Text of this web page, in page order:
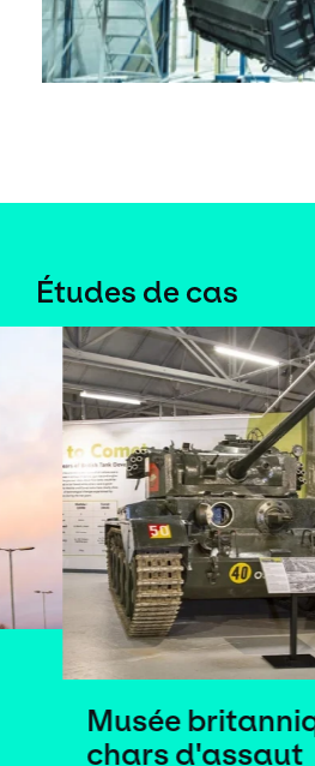
Études de cas
britannique des
d'assaut